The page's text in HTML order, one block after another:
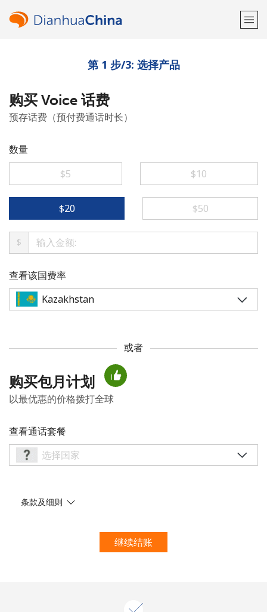
欢迎！
已经有账户了
至少 8 个字符
一个大写字母和一个小写字母
一个特殊字符
本人明白，在本网站开设账户，即代表本人同意这些
第 1 步/3: 选择产品
购买 Voice 话费
预存话费（预付费通话时长）
数量
⁦$5⁩
⁦$10⁩
⁦$20⁩ ⁦$50⁩
$
查看该国费率
或者
购买包月计划
以最优惠的价格拨打全球
查看通话套餐
条款及细则
继续结账